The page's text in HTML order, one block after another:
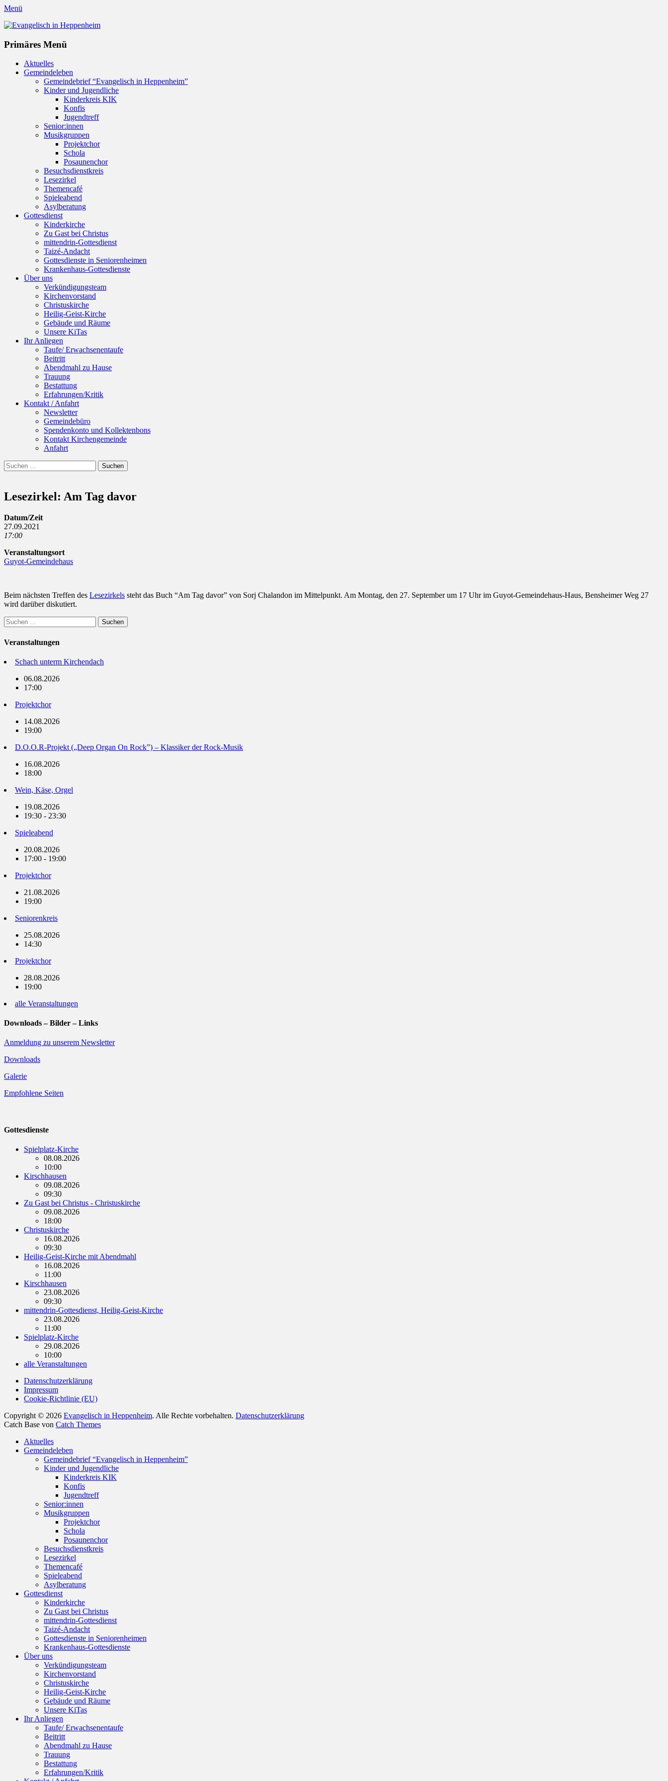
Menü
Evangelisch in Heppenheim
Primäres Menü
Zum
Inhalt
Aktuelles
Gemeindeleben
Gemeindebrief “Evangelisch in Heppenheim”
Kinder und Jugendliche
Kinderkreis KIK
Konfis
Jugendtreff
Senior:innen
Musikgruppen
Projektchor
Schola
Posaunenchor
Besuchsdienstkreis
Lesezirkel
Themencafé
Spieleabend
Asylberatung
Gottesdienst
Kinderkirche
Zu Gast bei Christus
mittendrin-Gottesdienst
Taizé-Andacht
Gottesdienste in Seniorenheimen
Krankenhaus-Gottesdienste
Über uns
Verkündigungsteam
Kirchenvorstand
Christuskirche
Heilig-Geist-Kirche
Gebäude und Räume
Unsere KiTas
Ihr Anliegen
Taufe/ Erwachsenentaufe
Beitritt
Abendmahl zu Hause
Trauung
Bestattung
Erfahrungen/Kritik
Kontakt / Anfahrt
Newsletter
Gemeindebüro
Spendenkonto und Kollektenbons
Kontakt Kirchengemeinde
Anfahrt
Suchen
Suchen
nach:
Lesezirkel: Am Tag davor
Datum/Zeit
27.09.2021
17:00
Veranstaltungsort
Guyot-Gemeindehaus
Beim nächsten Treffen des Lesezirkels steht das Buch “Am Tag davor” von Sorj Chalandon im Mittelpunkt. Am Montag, den 27. September um 17 Uhr im Guyot-Gemeindehaus-Haus, Bensheimer Weg 27
wird darüber diskutiert.
Suchen
nach:
Veranstaltungen
Schach unterm Kirchendach
06.08.2026
17:00
Projektchor
14.08.2026
19:00
D.O.O.R-Projekt („Deep Organ On Rock”) – Klassiker der Rock-Musik
16.08.2026
18:00
Wein, Käse, Orgel
19.08.2026
19:30 - 23:30
Spieleabend
20.08.2026
17:00 - 19:00
Projektchor
21.08.2026
19:00
Seniorenkreis
25.08.2026
14:30
Projektchor
28.08.2026
19:00
alle Veranstaltungen
Downloads – Bilder – Links
Anmeldung zu unserem Newsletter
Downloads
Galerie
Empfohlene Seiten
Gottesdienste
Spielplatz-Kirche
08.08.2026
10:00
Kirschhausen
09.08.2026
09:30
Zu Gast bei Christus - Christuskirche
09.08.2026
18:00
Christuskirche
16.08.2026
09:30
Heilig-Geist-Kirche mit Abendmahl
16.08.2026
11:00
Kirschhausen
23.08.2026
09:30
mittendrin-Gottesdienst, Heilig-Geist-Kirche
23.08.2026
11:00
Spielplatz-Kirche
29.08.2026
10:00
alle Veranstaltungen
Datenschutzerklärung
Impressum
Cookie-Richtlinie (EU)
Copyright © 2026 Evangelisch in Heppenheim. Alle Rechte vorbehalten. Datenschutzerklärung
Catch Base von Catch Themes
oben
scrollen
Aktuelles
Gemeindeleben
Gemeindebrief “Evangelisch in Heppenheim”
Kinder und Jugendliche
Kinderkreis KIK
Konfis
Jugendtreff
Senior:innen
Musikgruppen
Projektchor
Schola
Posaunenchor
Besuchsdienstkreis
Lesezirkel
Themencafé
Spieleabend
Asylberatung
Gottesdienst
Kinderkirche
Zu Gast bei Christus
mittendrin-Gottesdienst
Taizé-Andacht
Gottesdienste in Seniorenheimen
Krankenhaus-Gottesdienste
Über uns
Verkündigungsteam
Kirchenvorstand
Christuskirche
Heilig-Geist-Kirche
Gebäude und Räume
Unsere KiTas
Ihr Anliegen
Taufe/ Erwachsenentaufe
Beitritt
Abendmahl zu Hause
Trauung
Bestattung
Erfahrungen/Kritik